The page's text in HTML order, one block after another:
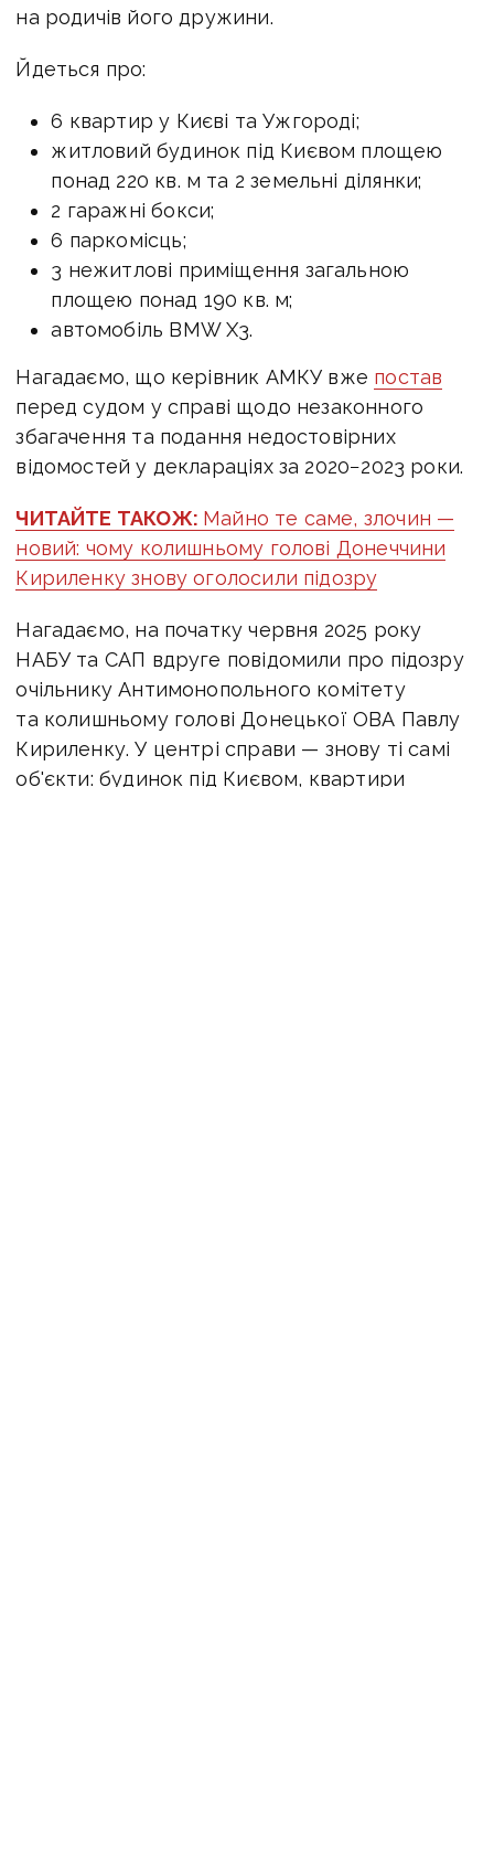
на родичів його дружини.
Йдеться про:
6 квартир у Києві та Ужгороді;
житловий будинок під Києвом площею
понад 220 кв. м та 2 земельні ділянки;
2 гаражні бокси;
6 паркомісць;
3 нежитлові приміщення загальною
площею понад 190 кв. м;
автомобіль BMW X3.
Нагадаємо, що керівник АМКУ вже постав
перед судом у справі щодо незаконного
збагачення та подання недостовірних
відомостей у деклараціях за 2020−2023 роки.
ЧИТАЙТЕ ТАКОЖ: Майно те саме, злочин —
новий: чому колишньому голові Донеччини
Кириленку знову оголосили підозру
Нагадаємо, на початку червня 2025 року
НАБУ та САП вдруге повідомили про підозру
очільнику Антимонопольного комітету
та колишньому голові Донецької ОВА Павлу
Кириленку. У центрі справи — знову ті самі
об'єкти: будинок під Києвом, квартири